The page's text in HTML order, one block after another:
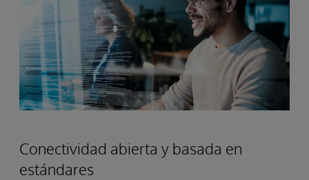
Conectividad abierta y basada en
estándares